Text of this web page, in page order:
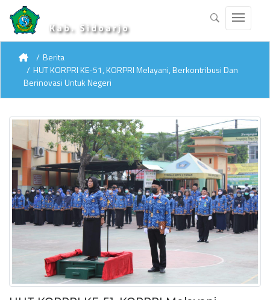
Kab. Sidoarjo
Berita
HUT KORPRI KE-51, KORPRI Melayani, Berkontribusi Dan
Berinovasi Untuk Negeri